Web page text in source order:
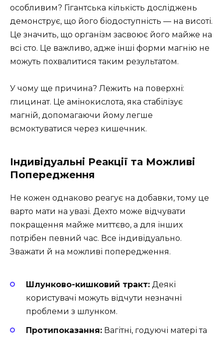
особливим? Гігантська кількість досліджень
демонструє, що його біодоступність — на висоті.
Це значить, що організм засвоює його майже на
всі сто. Це важливо, адже інші форми магнію не
можуть похвалитися таким результатом.
У чому ще причина? Лежить на поверхні:
глицинат. Це амінокислота, яка стабілізує
магній, допомагаючи йому легше
всмоктуватися через кишечник.
Індивідуальні Реакції та Можливі
Попередження
Не кожен однаково реагує на добавки, тому це
варто мати на увазі. Дехто може відчувати
покращення майже миттєво, а для інших
потрібен певний час. Все індивідуально.
Зважати й на можливі попередження.
Шлунково-кишковий тракт: Деякі
користувачі можуть відчути незначні
проблеми з шлунком.
Протипоказання: Вагітні, годуючі матері та